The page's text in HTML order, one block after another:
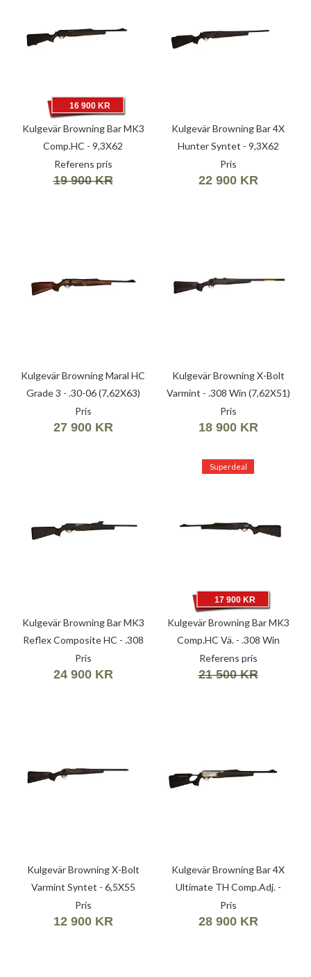
Kulgevär Browning Bar MK3
Comp.HC - 9,3X62
Referens pris
16 900 KR
19 900 KR
Kulgevär Browning Bar 4X
Hunter Syntet - 9,3X62
Pris
22 900 KR
Kulgevär Browning Maral HC
Grade 3 - .30-06 (7,62X63)
Pris
27 900 KR
Kulgevär Browning X-Bolt
Varmint - .308 Win (7,62X51)
Pris
18 900 KR
Kulgevär Browning Bar MK3
Reflex Composite HC - .308
Win (7,62X51)
Pris
24 900 KR
Superdeal
Kulgevär Browning Bar MK3
Comp.HC Vä. - .308 Win
(7,62X51)
Referens pris
17 900 KR
21 500 KR
Kulgevär Browning X-Bolt
Varmint Syntet - 6,5X55
Pris
12 900 KR
Kulgevär Browning Bar 4X
Ultimate TH Comp.Adj. -
.308 Win (7,62X51)
Pris
28 900 KR